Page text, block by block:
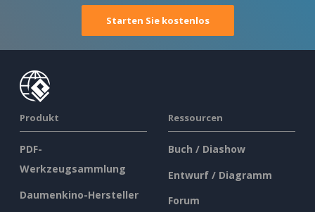
Starten Sie kostenlos
Produkt
PDF-
Werkzeugsammlung
Daumenkino-Hersteller
Ressourcen
Buch / Diashow
Entwurf / Diagramm
Forum